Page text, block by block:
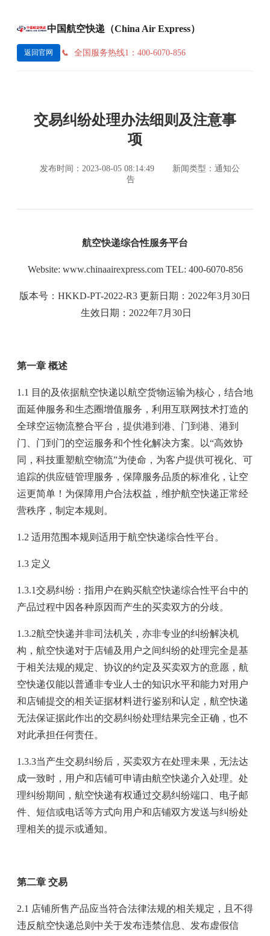
中国航空快递（China Air Express）
返回官网 全国服务热线1：400-6070-856
交易纠纷处理办法细则及注意事
项
发布时间：2023-08-05 08:14:49
新闻类型：通知公
告
航空快递综合性服务平台
Website: www.chinaairexpress.com TEL: 400-6070-856
版本号：HKKD-PT-2022-R3 更新日期：2022年3月30日
生效日期：2022年7月30日
第一章 概述
1.1 目的及依据航空快递以航空货物运输为核心，结合地
面延伸服务和生态圈增值服务，利用互联网技术打造的
全球空运物流整合平台，提供港到港、门到港、港到
门、门到门的空运服务和个性化解决方案。以“高效协
同，科技重塑航空物流”为使命，为客户提供可视化、可
追踪的供应链管理服务，保障服务品质的标准化，让空
运更简单！为保障用户合法权益，维护航空快递正常经
营秩序，制定本规则。
1.2 适用范围本规则适用于航空快递综合性平台。
1.3 定义
1.3.1交易纠纷：指用户在购买航空快递综合性平台中的
产品过程中因各种原因而产生的买卖双方的分歧。
1.3.2航空快递并非司法机关，亦非专业的纠纷解决机
构，航空快递对于店铺及用户之间纠纷的处理完全是基
于相关法规的规定、协议的约定及买卖双方的意愿，航
空快递仅能以普通非专业人士的知识水平和能力对用户
和店铺提交的相关证据材料进行鉴别和认定，航空快递
无法保证据此作出的交易纠纷处理结果完全正确，也不
对此承担任何责任。
1.3.3当产生交易纠纷后，买卖双方在处理未果，无法达
成一致时，用户和店铺可申请由航空快递介入处理。处
理纠纷期间，航空快递有权通过交易纠纷端口、电子邮
件、短信或电话等方式向用户和店铺双方发送与纠纷处
理相关的提示或通知。
第二章 交易
2.1 店铺所售产品应当符合法律法规的相关规定，且不得
违反航空快递总则中关于发布违禁信息、发布虚假信